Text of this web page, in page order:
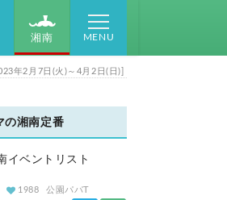
湘南 MENU
年2月7日(火)～4月2日(日)]
の湘南定番
イベントリスト
1988 公園パパT